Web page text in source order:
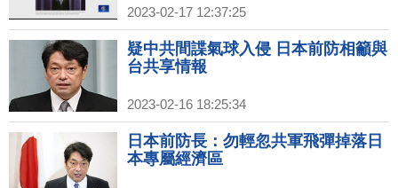
2023-02-17 12:37:25
疑中共間諜氣球入侵 日本前防相籲與
台共享情報
2023-02-16 18:25:34
日本前防長：勿輕忽共軍飛彈掉落日
本專屬經濟區